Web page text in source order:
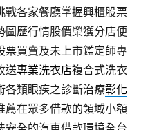
戰各家餐廳掌握興櫃股票
圖歷行情股價榮獲分店便
票買賣及未上市鑑定師專
送專業洗衣店複合式洗衣
各類眼疾之診斷治療彰化
薦在眾多借款的領域小額